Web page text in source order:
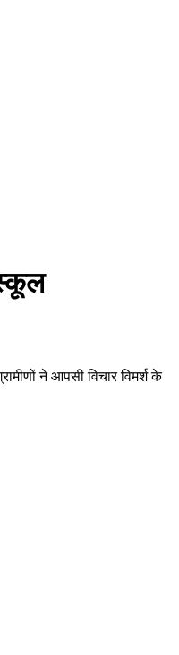
ने आपसी विचार विमर्श के